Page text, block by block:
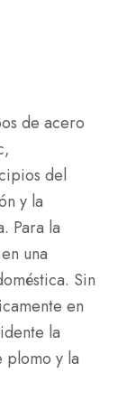
de acero
del
y la
Para la
una
Sin
en
la
y la